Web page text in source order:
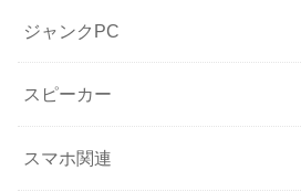
ジャンクPC
スピーカー
スマホ関連